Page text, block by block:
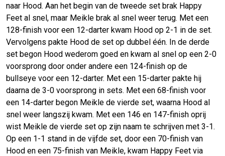
naar Hood. Aan het begin van de tweede set brak Happy
Feet al snel, maar Meikle brak al snel weer terug. Met een
128-finish voor een 12-darter kwam Hood op 2-1 in de set.
Vervolgens pakte Hood de set op dubbel één. In de derde
set begon Hood wederom goed en kwam al snel op een 2-0
voorsprong door onder andere een 124-finish op de
bullseye voor een 12-darter. Met een 15-darter pakte hij
daarna de 3-0 voorsprong in sets. Met een 68-finish voor
een 14-darter begon Meikle de vierde set, waarna Hood al
snel weer langszij kwam. Met een 146 en 147-finish oprij
wist Meikle de vierde set op zijn naam te schrijven met 3-1.
Op een 1-1 stand in de vijfde set, door een 70-finish van
Hood en een 75-finish van Meikle, kwam Happy Feet via